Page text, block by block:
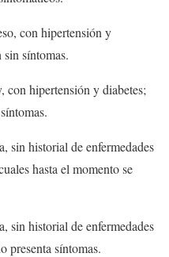
con hipertensión y
sin síntomas.
con hipertensión y diabetes;
sin historial de enfermedades
hasta el momento se
sin historial de enfermedades
presenta síntomas.